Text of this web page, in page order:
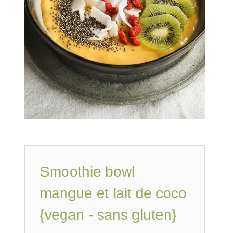
Smoothie bowl
mangue et lait de coco
{vegan - sans gluten}